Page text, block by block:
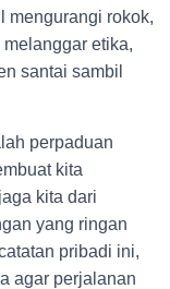
mengurangi rokok,
etika,
santai sambil
perpaduan
kita
kita dari
yang ringan
pribadi ini,
agar perjalanan